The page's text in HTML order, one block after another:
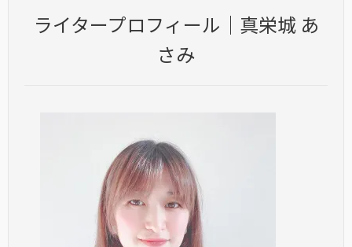
ライタープロフィール｜真栄城 あ
さみ